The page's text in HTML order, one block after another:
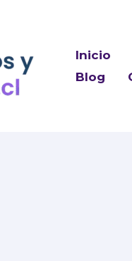
Inicio
Blog